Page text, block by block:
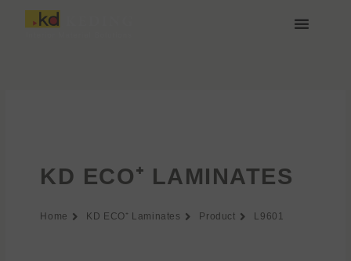
Przejdź
KD ECO⁺ LAMINATES
Home KD ECO⁺ Laminates Product L9601